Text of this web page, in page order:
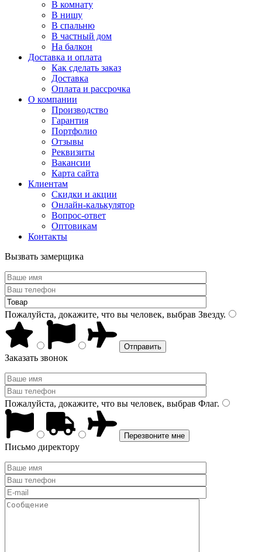
В комнату
В нишу
В спальню
В частный дом
На балкон
Доставка и оплата
Как сделать заказ
Доставка
Оплата и рассрочка
О компании
Производство
Гарантия
Портфолио
Отзывы
Реквизиты
Вакансии
Карта сайта
Клиентам
Скидки и акции
Онлайн-калькулятор
Вопрос-ответ
Оптовикам
Контакты
Вызвать замерщика
Пожалуйста, докажите, что вы человек, выбрав Звезду.
Заказать звонок
Пожалуйста, докажите, что вы человек, выбрав Флаг.
Письмо директору